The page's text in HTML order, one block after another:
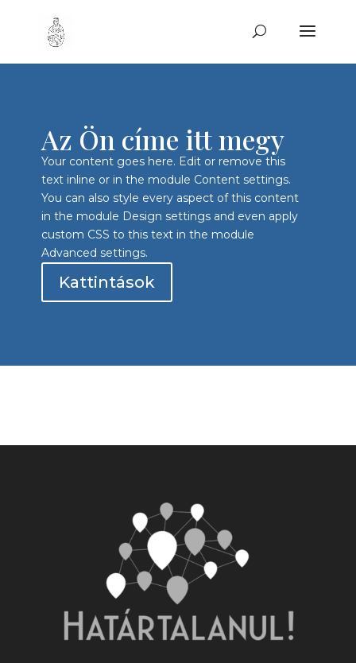
Az Ön címe itt megy
Your content goes here. Edit or remove this
text inline or in the module Content settings.
You can also style every aspect of this content
in the module Design settings and even apply
custom CSS to this text in the module
Advanced settings.
Kattintások